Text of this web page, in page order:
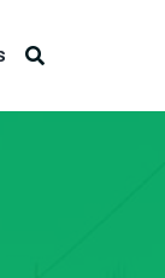
Buscar: